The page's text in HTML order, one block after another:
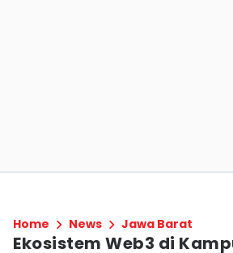
Home News Jawa Barat
Ekosistem Web3 di